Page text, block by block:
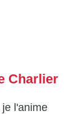
Charlier
l'anime